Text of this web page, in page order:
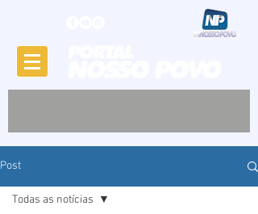
Post
Todas as notícias